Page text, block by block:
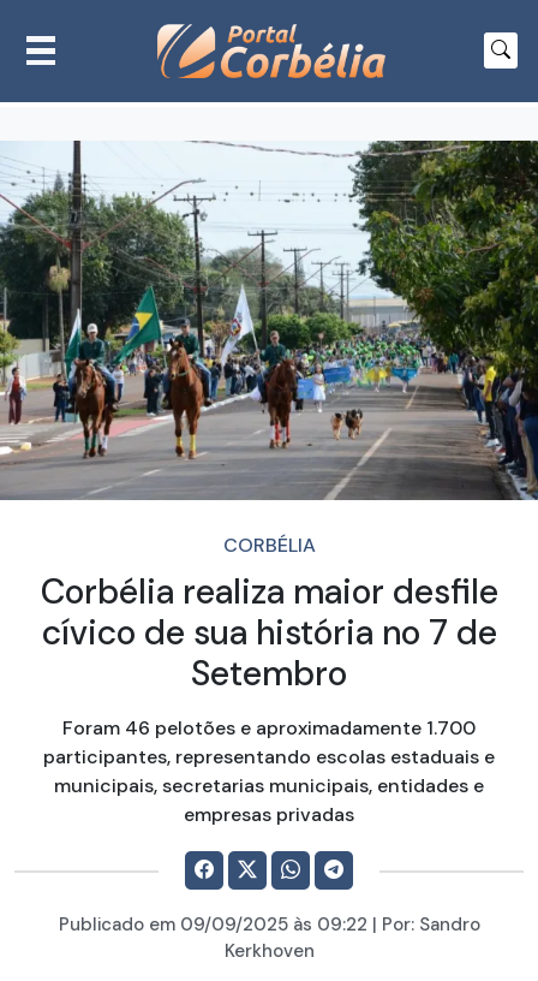
CORBÉLIA
Corbélia realiza maior desfile
cívico de sua história no 7 de
Setembro
Foram 46 pelotões e aproximadamente 1.700
participantes, representando escolas estaduais e
municipais, secretarias municipais, entidades e
empresas privadas
Publicado em 09/09/2025às 09:22 | Por: Sandro
Kerkhoven